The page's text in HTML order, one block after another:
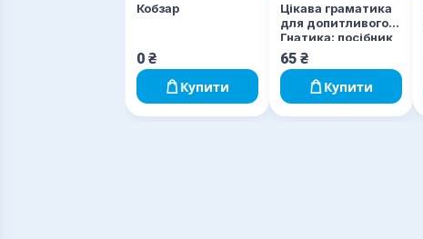
Кобзар
0 ₴
Купити
Цікава граматика
для допитливого
Гнатика: посібник
для поглибленого
вивчення
української мови:
4 кл.: у 2-х ч. Ч.2
65 ₴
Купити